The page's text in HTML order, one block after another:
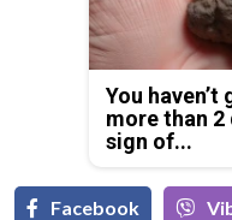
You
more than
sign of...
Facebook